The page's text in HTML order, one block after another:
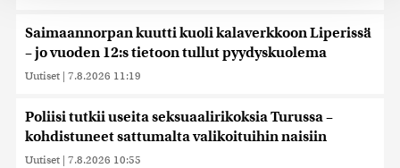
jaamme sosiaalisen median, mainosalan ja analytiikka-
alan kumppaneillemme tietoja siitä, miten käytät
sivustoamme. Kumppanimme voivat yhdistää näitä
tietoja muihin tietoihin, joita olet antanut heille tai joita on
saatetaan myös siirtää ulkomaille.
Saimaannorpan kuutti kuoli kalaverkkoon Liperissä
– jo vuoden 12:s tietoon tullut pyydyskuolema
Uutiset | 7.8.2026 11:19
Poliisi tutkii useita seksuaalirikoksia Turussa –
kohdistuneet sattumalta valikoituihin naisiin
Uutiset | 7.8.2026 10:55